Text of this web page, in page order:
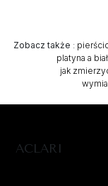
Zobacz także :
platyna a
jak
ACLARI